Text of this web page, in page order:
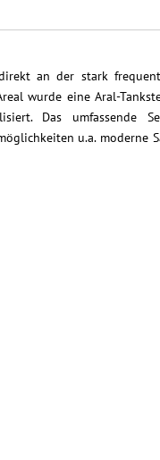
an der stark
wurde eine Aral-
Das umfassende
u.a. moderne